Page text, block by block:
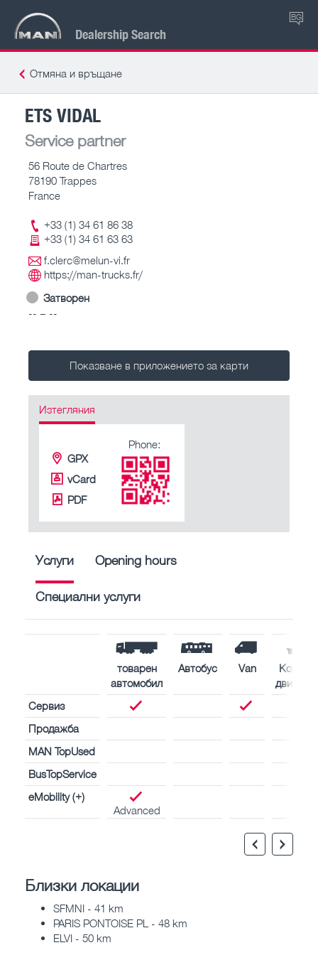
Dealership Search
BG
Отмяна и връщане
ETS VIDAL
Service partner
56 Route de Chartres
78190 Trappes
France
+33 (1) 34 61 86 38
+33 (1) 34 61 63 63
f.clerc@melun-vi.fr
https://man-trucks.fr/
Затворен
-- – --
Показване в приложението за карти
Изтегляния
GPX
vCard
PDF
Phone:
Услуги Opening hours
Специални услуги
товарен
автомобил
Автобус Van
Сервиз
Продажба
MAN TopUsed
BusTopService
eMobility (+)
Advanced
Близки локации
SFMNI - 41 km
PARIS PONTOISE PL - 48 km
ELVI - 50 km